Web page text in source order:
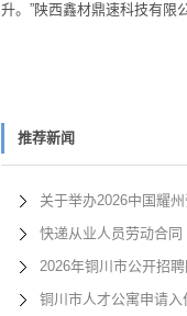
升。”陕西鑫材鼎速科技有限
推荐新闻
关于举办2026中国耀
快递从业人员劳动合同
2026年铜川市公开招
铜川市人才公寓申请